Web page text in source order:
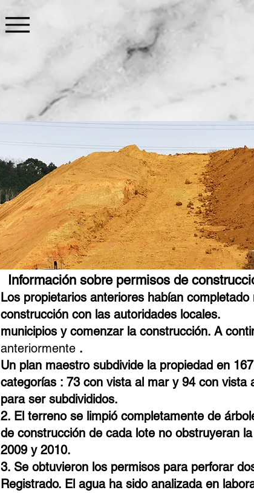
Información sobre permisos de
Los propietarios anteriores habían
construcción con las autoridades locales.
municipios y comenzar la construcción. A
anteriormente .
Un plan maestro subdivide la propiedad en
categorías : 73 con vista al mar y 94 con vista
para ser subdivididos.
2. El terreno se limpió completamente de
de construcción de cada lote no obstruyeran
2009 y 2010.
3. Se obtuvieron los permisos para perforar
Registrado. El agua ha sido analizada en